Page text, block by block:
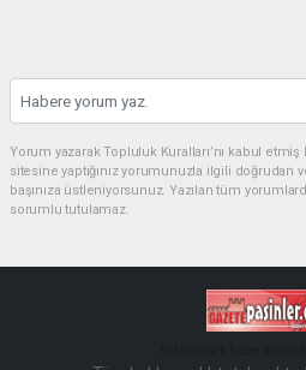
Yorum yazarak Topluluk Kuralları’nı kabul
sitesine yaptığınız yorumunuzla ilgili doğrudan
başınıza üstleniyorsunuz. Yazılan tüm
sorumlu tutulamaz.